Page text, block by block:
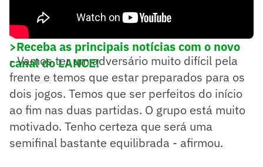
>Receba as principais notícias com o novo
canal do LANCE!
- Vamos ter um adversário muito difícil pela
frente e temos que estar preparados para os
dois jogos. Temos que ser perfeitos do início
ao fim nas duas partidas. O grupo está muito
motivado. Tenho certeza que será uma
semifinal bastante equilibrada - afirmou.